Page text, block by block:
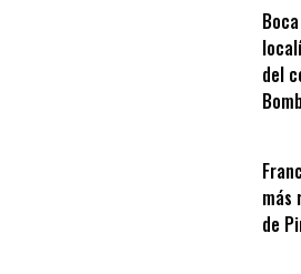
del
más
de